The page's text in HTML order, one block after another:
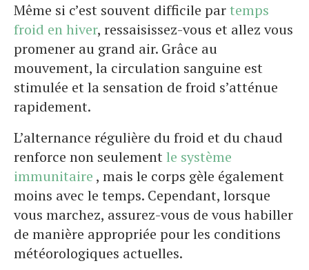
Même si c’est souvent difficile partemps
froid en hiver, ressaisissez-vous et allez vous
promener au grand air. Grâce au
mouvement, la circulation sanguine est
stimulée et la sensation de froid s’atténue
rapidement.
L’alternance régulière du froid et du chaud
renforce non seulementle système
immunitaire , mais le corps gèle également
moins avec le temps. Cependant, lorsque
vous marchez, assurez-vous de vous habiller
de manière appropriée pour les conditions
météorologiques actuelles.